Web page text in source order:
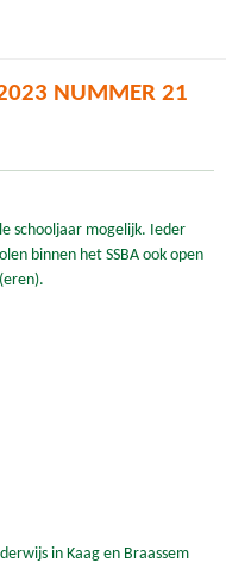
NUMMER 21
schooljaar mogelijk. Ieder
binnen het SSBA ook open
in Kaag en Braassem